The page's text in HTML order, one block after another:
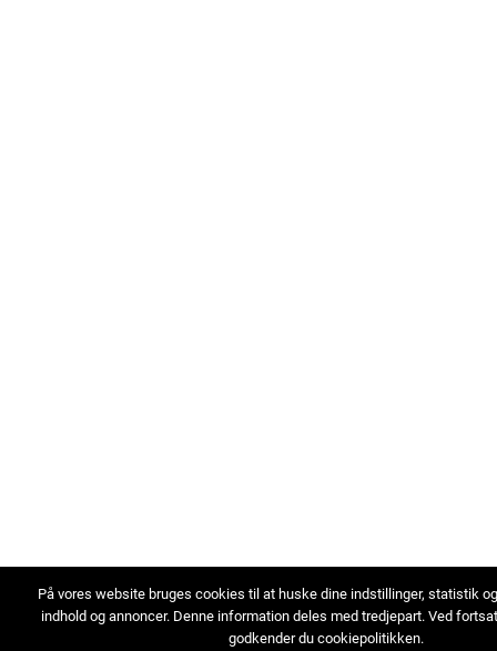
På vores website bruges cookies til at huske dine indstillinger, statistik
indhold og annoncer. Denne information deles med tredjepart. Ved
godkender du cookiepolitikken.